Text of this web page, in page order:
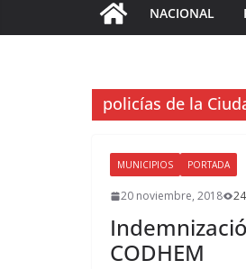
NACIONAL
policías de la
MUNICIPIOS PORTADA
20 noviembre, 2018
CODHEM